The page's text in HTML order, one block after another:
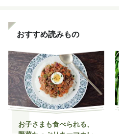
おすすめ読みもの
お子さまも食べられる、